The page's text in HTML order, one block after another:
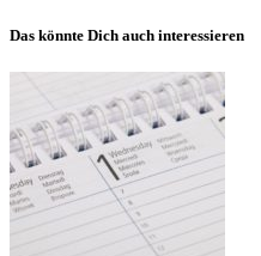
Das könnte Dich auch interessieren